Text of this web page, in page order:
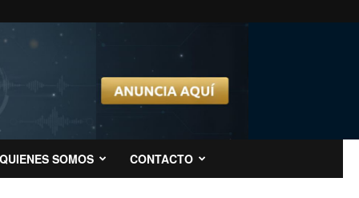
QUIENES SOMOS CONTACTO